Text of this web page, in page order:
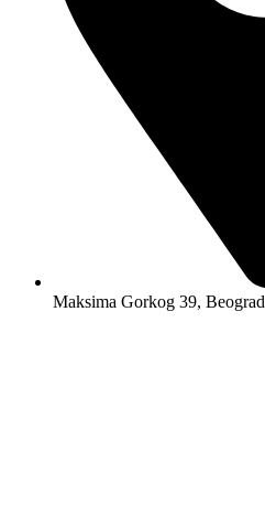
Maksima Gorkog 39, Beograd